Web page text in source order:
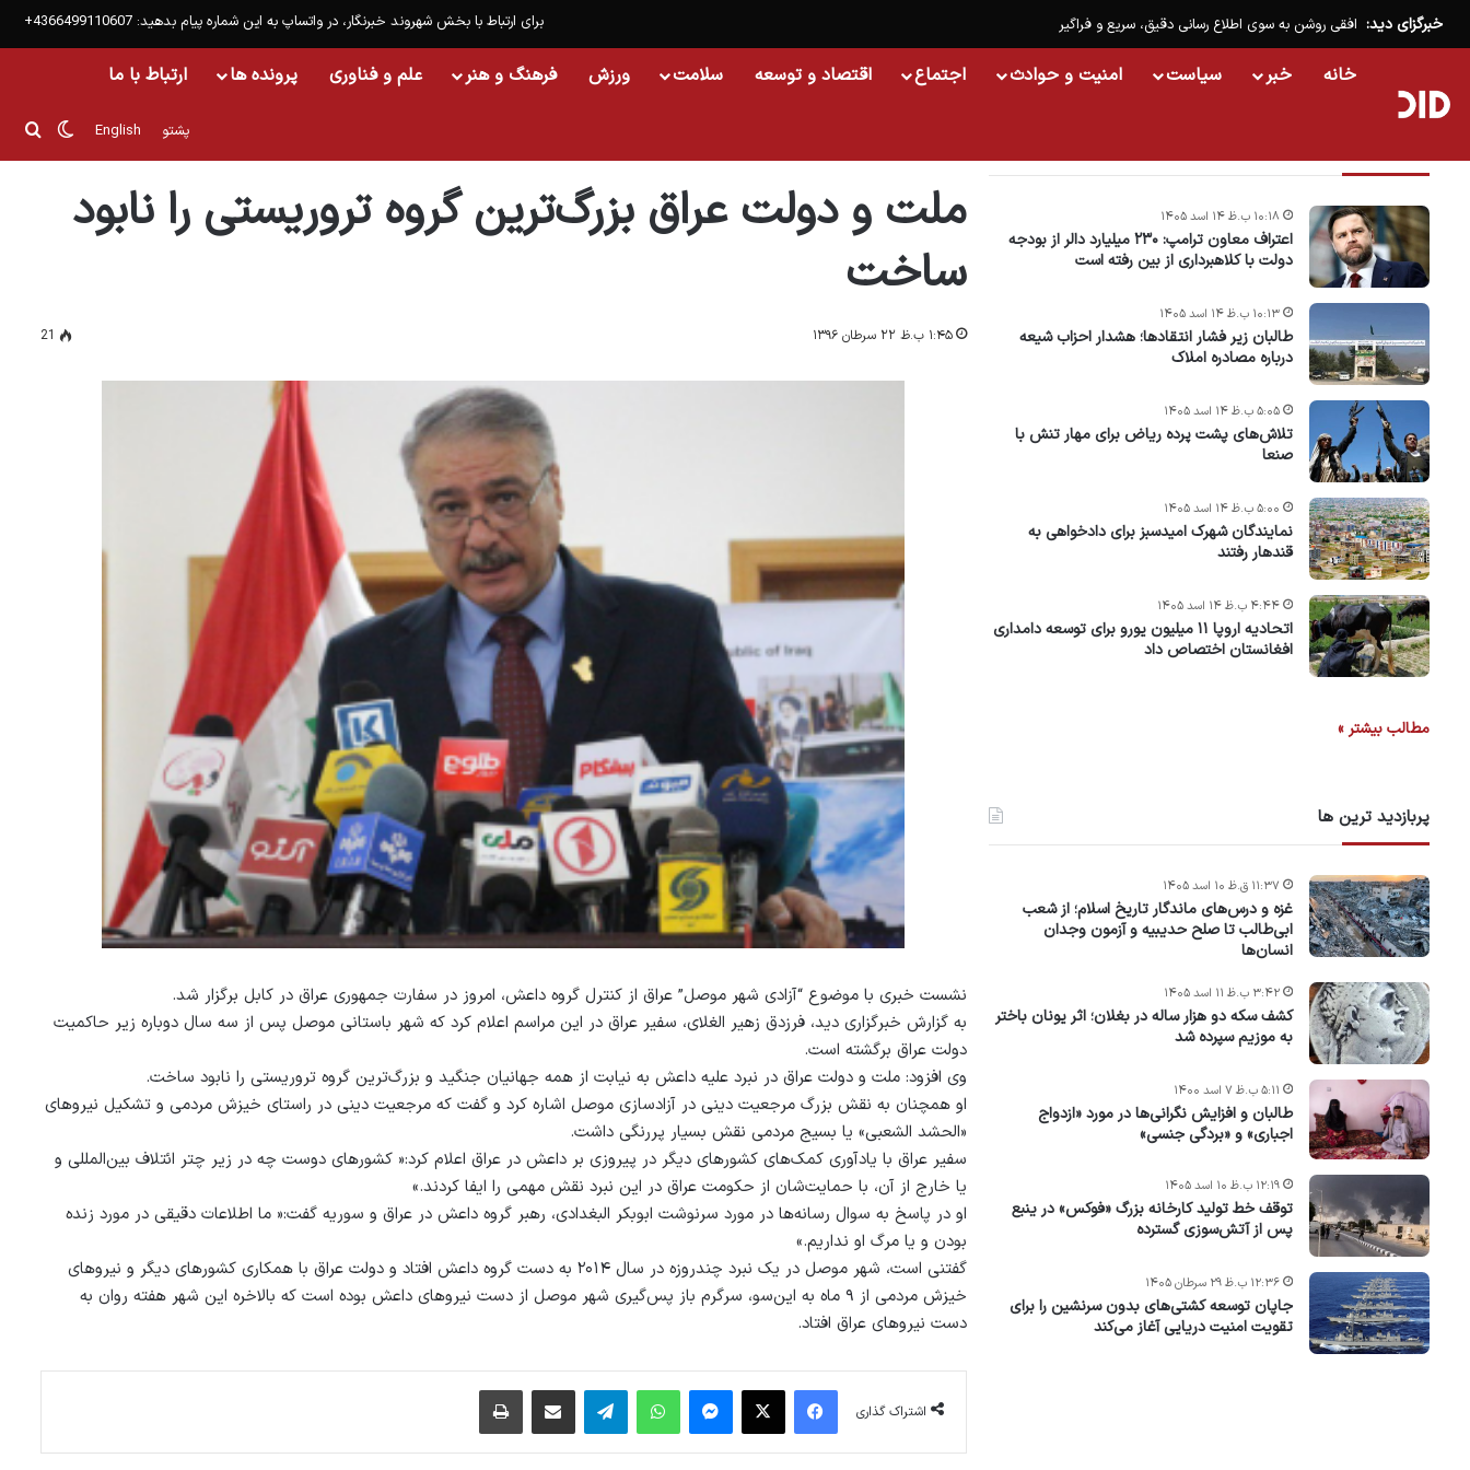
برای ارتباط با بخش شهروند خبرنگار، در واتساپ به این شماره پیام بدهید: 4366499110607+ خبرگزای دید: افقی روشن به سوی اطلاع رسانی دقیق، سریع و فراگیر
خانه خبر سیاست امنیت و حوادث اجتماع اقتصاد و توسعه سلامت ورزش فرهنگ و هنر علم و فناوری پرونده ها ارتباط با ما
English پشتو تغییر
ملت و دولت عراق بزرگ‌ترین گروه تروریستی را نابود
ساخت
۱:۴۵ ب.ظ ۲۲ سرطان ۱۳۹۶ 21
نشست خبری با موضوع “آزادی شهر موصل” عراق از کنترل گروه داعش، امروز در سفارت جمهوری عراق در کابل برگزار شد.
به گزارش خبرگزاری دید، فرزدق زھیر الغلای، سفیر عراق در این مراسم اعلام کرد که شهر باستانی موصل پس از سه سال دوباره زیر حاکمیت
دولت عراق برگشته است.
وی افزود: ملت و دولت عراق در نبرد علیه داعش به نیابت از همه جهانیان جنگید و بزرگ‌ترین گروه تروریستی را نابود ساخت.
او همچنان به نقش بزرگ مرجعیت دینی در آزادسازی موصل اشاره کرد و گفت که مرجعیت دینی در راستای خیزش مردمی و تشکیل نیروهای
«الحشد الشعبی» یا بسیج مردمی نقش بسیار پررنگی داشت.
سفیر عراق با یادآوری کمک‌های کشورهای دیگر در پیروزی بر داعش در عراق اعلام کرد:« کشورهای دوست چه در زیر چتر ائتلاف بین‌المللی و
یا خارج از آن، با حمایت‌شان از حکومت عراق در این نبرد نقش مهمی را ایفا کردند.»
او در پاسخ به سوال رسانه‌ها در مورد سرنوشت ابوبکر البغدادی، رهبر گروه داعش در عراق و سوریه گفت:« ما اطلاعات دقیقی در مورد زنده
بودن و یا مرگ او نداریم.»
گفتنی است، شهر موصل در یک نبرد چندروزه در سال ۲۰۱۴ به دست گروه داعش افتاد و دولت عراق با همکاری کشورهای دیگر و نیروهای
خیزش مردمی از ۹ ماه به این‌سو، سرگرم باز پس‌گیری شهر موصل از دست نیروهای داعش بوده است که بالاخره این شهر هفته روان به
دست نیروهای عراق افتاد.
اشتراک گذاری
فیس بوک X پیام رسان واتس آپ تلگرام اشتراک گذاری از طریق ایمیل
اعتراف معاون ترامپ: ۲۳۰ میلیارد دالر از بودجه
دولت با کلاهبرداری از بین رفته است
۱۰:۱۸ ب.ظ ۱۴ اسد ۱۴۰۵
طالبان زیر فشار انتقادها؛ هشدار احزاب شیعه
درباره مصادره‌ املاک
۱۰:۱۳ ب.ظ ۱۴ اسد ۱۴۰۵
تلاش‌های پشت ‌پرده ریاض برای مهار تنش با
صنعا
۵:۰۵ ب.ظ ۱۴ اسد ۱۴۰۵
نمایندگان شهرک امید‌سبز برای دادخواهی به
قندهار رفتند
۵:۰۰ ب.ظ ۱۴ اسد ۱۴۰۵
اتحادیه اروپا ۱۱ میلیون یورو برای توسعه دامداری
افغانستان اختصاص داد
۴:۴۴ ب.ظ ۱۴ اسد ۱۴۰۵
مطالب بیشتر »
پربازدید ترین ها
غزه و درس‌های ماندگار تاریخ اسلام؛ از شعب
ابی‌طالب تا صلح حدیبیه و آزمون وجدان
انسان‌ها
۱۱:۳۷ ق.ظ ۱۰ اسد ۱۴۰۵
کشف سکه دو هزار ساله در بغلان؛ اثر یونان باختر
به موزیم سپرده شد
۳:۴۲ ب.ظ ۱۱ اسد ۱۴۰۵
طالبان و افزایش نگرانی‌ها در مورد «ازدواج
اجباری» و «بردگی جنسی»
۵:۱۱ ب.ظ ۷ اسد ۱۴۰۰
توقف خط تولید کارخانه بزرگ «فوکس» در ینبع
پس از آتش‌سوزی گسترده
۱۲:۱۹ ب.ظ ۱۰ اسد ۱۴۰۵
جاپان توسعه کشتی‌های بدون سرنشین را برای
تقویت امنیت دریایی آغاز می‌کند
۱۲:۳۶ ب.ظ ۲۹ سرطان ۱۴۰۵